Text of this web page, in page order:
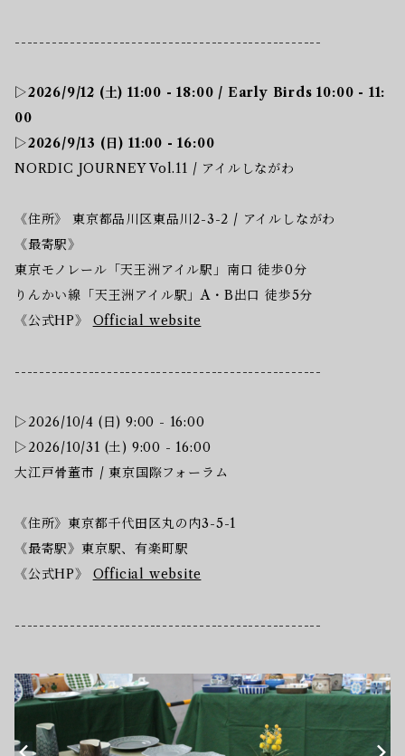
--------------------------------------------------
▷2026/9/12 (土) 11:00 - 18:00 / Early Birds 10:00 - 11:
00
▷2026/9/13 (日) 11:00 - 16:00
NORDIC JOURNEY Vol.11 / アイルしながわ
《住所》 東京都品川区東品川2-3-2 / アイルしながわ
《最寄駅》
東京モノレール「天王洲アイル駅」南口 徒歩0分
りんかい線「天王洲アイル駅」A・B出口 徒歩5分
《公式HP》 Official website
--------------------------------------------------
▷2026/10/4 (日) 9:00 - 16:00
▷2026/10/31 (土) 9:00 - 16:00
大江戸骨董市 / 東京国際フォーラム
《住所》東京都千代田区丸の内3-5-1
《最寄駅》​東京駅、有楽町駅
《公式HP》 Official website
--------------------------------------------------